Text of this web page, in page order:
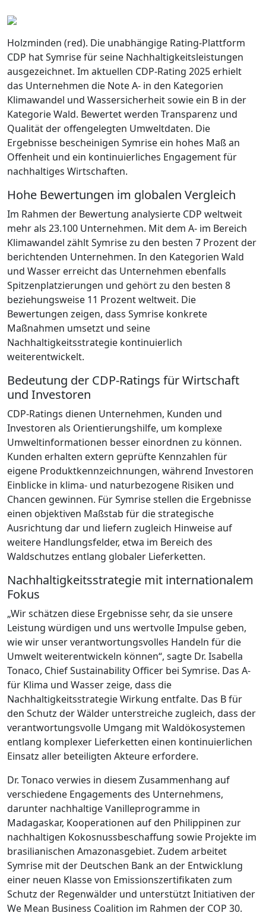
Holzminden (red). Die unabhängige Rating-Plattform
CDP hat Symrise für seine Nachhaltigkeitsleistungen
ausgezeichnet. Im aktuellen CDP-Rating 2025 erhielt
das Unternehmen die Note A- in den Kategorien
Klimawandel und Wassersicherheit sowie ein B in der
Kategorie Wald. Bewertet werden Transparenz und
Qualität der offengelegten Umweltdaten. Die
Ergebnisse bescheinigen Symrise ein hohes Maß an
Offenheit und ein kontinuierliches Engagement für
nachhaltiges Wirtschaften.
Hohe Bewertungen im globalen Vergleich
Im Rahmen der Bewertung analysierte CDP weltweit
mehr als 23.100 Unternehmen. Mit dem A- im Bereich
Klimawandel zählt Symrise zu den besten 7 Prozent der
berichtenden Unternehmen. In den Kategorien Wald
und Wasser erreicht das Unternehmen ebenfalls
Spitzenplatzierungen und gehört zu den besten 8
beziehungsweise 11 Prozent weltweit. Die
Bewertungen zeigen, dass Symrise konkrete
Maßnahmen umsetzt und seine
Nachhaltigkeitsstrategie kontinuierlich
weiterentwickelt.
Bedeutung der CDP-Ratings für Wirtschaft
und Investoren
CDP-Ratings dienen Unternehmen, Kunden und
Investoren als Orientierungshilfe, um komplexe
Umweltinformationen besser einordnen zu können.
Kunden erhalten extern geprüfte Kennzahlen für
eigene Produktkennzeichnungen, während Investoren
Einblicke in klima- und naturbezogene Risiken und
Chancen gewinnen. Für Symrise stellen die Ergebnisse
einen objektiven Maßstab für die strategische
Ausrichtung dar und liefern zugleich Hinweise auf
weitere Handlungsfelder, etwa im Bereich des
Waldschutzes entlang globaler Lieferketten.
Nachhaltigkeitsstrategie mit internationalem
Fokus
„Wir schätzen diese Ergebnisse sehr, da sie unsere
Leistung würdigen und uns wertvolle Impulse geben,
wie wir unser verantwortungsvolles Handeln für die
Umwelt weiterentwickeln können“, sagte Dr. Isabella
Tonaco, Chief Sustainability Officer bei Symrise. Das A-
für Klima und Wasser zeige, dass die
Nachhaltigkeitsstrategie Wirkung entfalte. Das B für
den Schutz der Wälder unterstreiche zugleich, dass der
verantwortungsvolle Umgang mit Waldökosystemen
entlang komplexer Lieferketten einen kontinuierlichen
Einsatz aller beteiligten Akteure erfordere.
Dr. Tonaco verwies in diesem Zusammenhang auf
verschiedene Engagements des Unternehmens,
darunter nachhaltige Vanilleprogramme in
Madagaskar, Kooperationen auf den Philippinen zur
nachhaltigen Kokosnussbeschaffung sowie Projekte im
brasilianischen Amazonasgebiet. Zudem arbeitet
Symrise mit der Deutschen Bank an der Entwicklung
einer neuen Klasse von Emissionszertifikaten zum
Schutz der Regenwälder und unterstützt Initiativen der
We Mean Business Coalition im Rahmen der COP 30.